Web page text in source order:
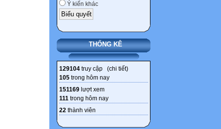
Ý kiến khác
THỐNG KÊ
129104 truy cập (chi tiết)
105 trong hôm nay
151169 lượt xem
111 trong hôm nay
22 thành viên